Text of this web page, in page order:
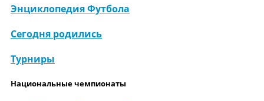
Энциклопедия Футбола
Сегодня родились
Турниры
Национальные чемпионаты